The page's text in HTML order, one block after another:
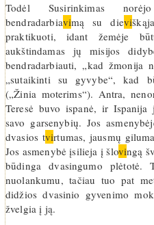
Todėl Susirinkimas
bendradarbiavimą su dievi
praktikuoti, idant žemėje
aukštindamas jų misijos
bendradarbiauti, „kad žmonija
„sutaikinti su gyvybe“, kad
(„Žinia moterims“). Antra,
Teresė buvo ispanė, ir
savo garsenybių. Jos
dvasios tvirtumas, jausmų
Jos asmenybė įsilieja į šlovingą
būdinga dvasingumo plėtotė.
nuolankumu, tačiau tuo pat
didžios dvasinio gyvenimo
žvelgia į ją.